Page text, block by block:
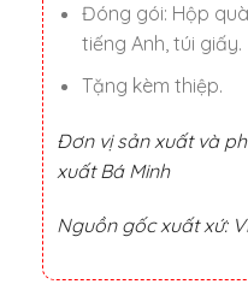
Đóng gói: Hộp
tiếng Anh, túi giấy.
Tặng kèm thiệp.
Đơn vị sản xuất và
xuất Bá Minh
Nguồn gốc xuất xứ: